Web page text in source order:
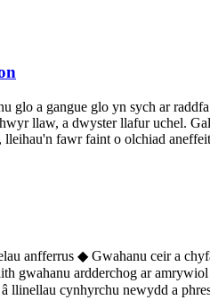
a gangue glo yn sych ar
llaw, a dwyster llafur uchel.
fawr faint o olchiad
anfferrus ◆ Gwahanu ceir a
gwahanu ardderchog ar
llinellau cynhyrchu newydd a